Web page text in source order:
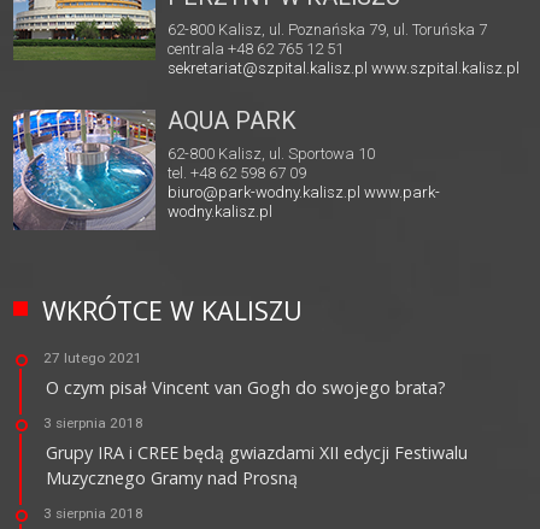
62-800 Kalisz, ul. Poznańska 79, ul. Toruńska 7
centrala +48 62 765 12 51
sekretariat@szpital.kalisz.pl www.szpital.kalisz.pl
AQUA PARK
62-800 Kalisz, ul. Sportowa 10
tel. +48 62 598 67 09
biuro@park-wodny.kalisz.pl www.park-
wodny.kalisz.pl
WKRÓTCE W KALISZU
27 lutego 2021
O czym pisał Vincent van Gogh do swojego brata?
3 sierpnia 2018
Grupy IRA i CREE będą gwiazdami XII edycji Festiwalu
Muzycznego Gramy nad Prosną
3 sierpnia 2018